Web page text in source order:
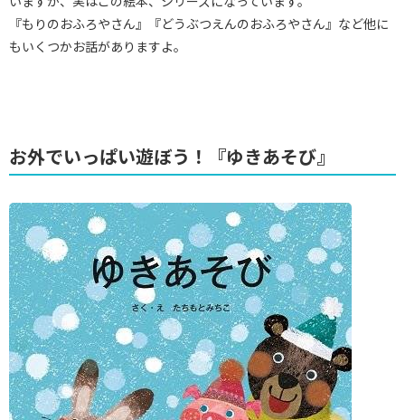
『もりのおふろやさん』『どうぶつえんのおふろやさん』など他に
もいくつかお話がありますよ。
お外でいっぱい遊ぼう！『ゆきあそび』